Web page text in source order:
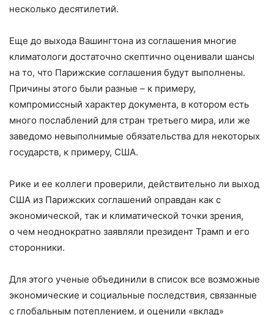
несколько десятилетий.
Еще до выхода Вашингтона из соглашения многие
климатологи достаточно скептично оценивали шансы
на то, что Парижские соглашения будут выполнены.
Причины этого были разные – к примеру,
компромиссный характер документа, в котором есть
много послаблений для стран третьего мира, или же
заведомо невыполнимые обязательства для некоторых
государств, к примеру, США.
Рике и ее коллеги проверили, действительно ли выход
США из Парижских соглашений оправдан как с
экономической, так и климатической точки зрения,
о чем неоднократно заявляли президент Трамп и его
сторонники.
Для этого ученые объединили в список все возможные
экономические и социальные последствия, связанные
с глобальным потеплением, и оценили «вклад»